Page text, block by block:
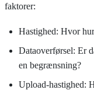
faktorer:
Hastighed: Hvor
Dataoverførsel: Er
en begrænsning?
Upload-hastighed: